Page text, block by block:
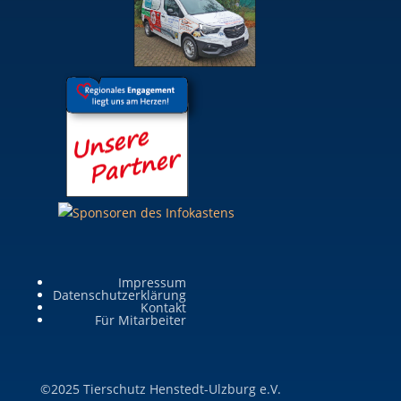
Impressum
Datenschutzerklärung
Kontakt
Für Mitarbeiter
©2025 Tierschutz Henstedt-Ulzburg e.V.